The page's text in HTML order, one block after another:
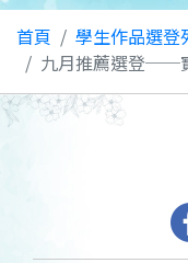
首頁
學生作品選登
九月推薦